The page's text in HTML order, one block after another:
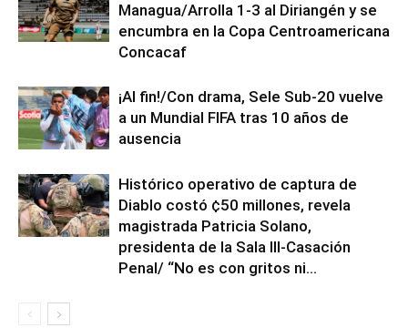
Managua/Arrolla 1-3 al Diriangén y se
encumbra en la Copa Centroamericana
Concacaf
¡Al fin!/Con drama, Sele Sub-20 vuelve
a un Mundial FIFA tras 10 años de
ausencia
Histórico operativo de captura de
Diablo costó ¢50 millones, revela
magistrada Patricia Solano,
presidenta de la Sala III-Casación
Penal/ “No es con gritos ni...